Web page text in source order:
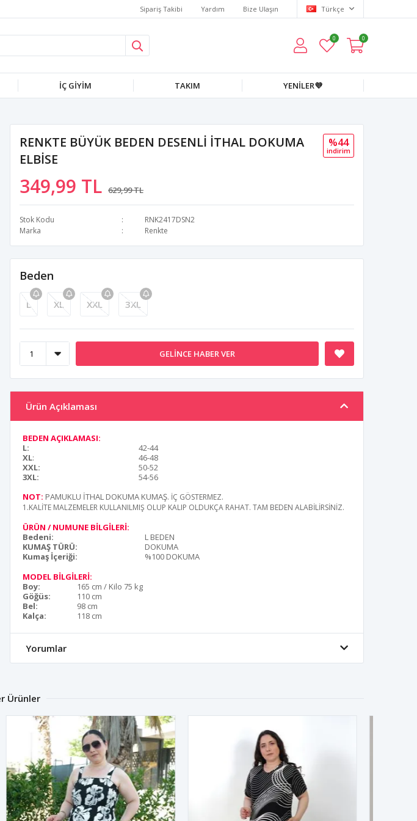
Sipariş Takibi Yardım Bize Ulaşın Türkçe
0 0
İÇ GİYİM TAKIM YENİLER💜
RENKTE BÜYÜK BEDEN DESENLİ İTHAL DOKUMA
ELBİSE
349,99 TL 629,99 TL
%44
i̇ndi̇ri̇m
Stok Kodu
RNK2417DSN2
Marka
Renkte
Beden
L XL XXL 3XL
GELINCE HABER VER
Ürün Açıklaması
BEDEN AÇIKLAMASI:
L:
42-44
XL:
46-48
XXL:
50-52
3XL:
54-56
NOT: PAMUKLU İTHAL DOKUMA KUMAŞ. İÇ GÖSTERMEZ.
1.KALİTE MALZEMELER KULLANILMIŞ OLUP KALIP OLDUKÇA RAHAT. TAM BEDEN ALABİLİRSİNİZ.
ÜRÜN / NUMUNE BİLGİLERİ:
Bedeni:
L BEDEN
KUMAŞ TÜRÜ:
DOKUMA
Kumaş İçeriği:
%100 DOKUMA
MODEL BİLGİLERİ:
Boy:
165 cm / Kilo 75 kg
Göğüs:
110 cm
Bel:
98 cm
Kalça:
118 cm
Yorumlar
Ürünler